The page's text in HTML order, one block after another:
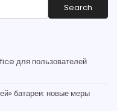
Search
для пользователей
батареи: новые меры